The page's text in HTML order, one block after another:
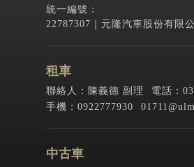
統一編號：
22787307｜元隆汽車股份有限公
租車
聯絡人：陳義德 副理
電話：
手機：0922777930
中古車